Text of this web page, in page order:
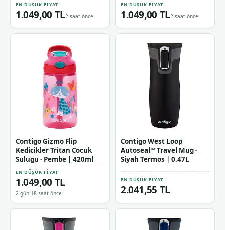
EN DÜŞÜK FIYAT
1.049,00 TL2 saat önce
EN DÜŞÜK FIYAT
1.049,00 TL2 saat önce
Contigo Gizmo Flip
Kedicikler Tritan Cocuk
Sulugu - Pembe | 420ml
EN DÜŞÜK FIYAT
1.049,00 TL
2 gün 18 saat önce
Contigo West Loop
Autoseal™ Travel Mug -
Siyah Termos | 0.47L
EN DÜŞÜK FIYAT
2.041,55 TL